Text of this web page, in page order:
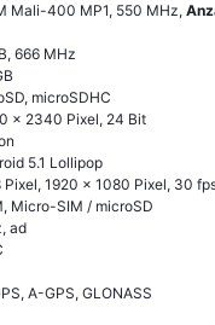
Mali-400 MP1, 550 MHz,
666 MHz
microSDHC
x 2340 Pixel, 24 Bit
5.1 Lоlliрор
1920 x 1080 Pixel, 30
Micro-SIM / microSD
аd
А-GРS, GLОΝАSS